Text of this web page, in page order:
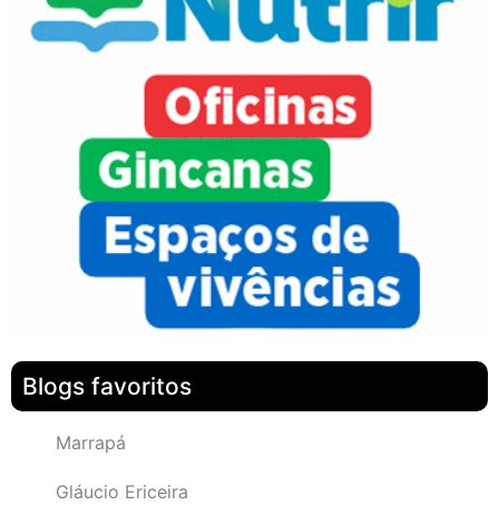
Blogs favoritos
Marrapá
Gláucio Ericeira